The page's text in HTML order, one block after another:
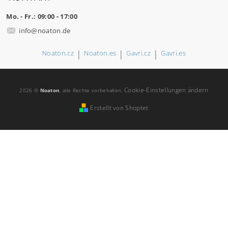
Mo. - Fr.: 09:00 - 17:00
info@noaton.de
Noaton.cz | Noaton.es | Gavri.cz | Gavri.es
2026 © Noaton, alle Rechte vorbehalten.Cookie-Einstellungen ändern
Erstellt von Shoptet